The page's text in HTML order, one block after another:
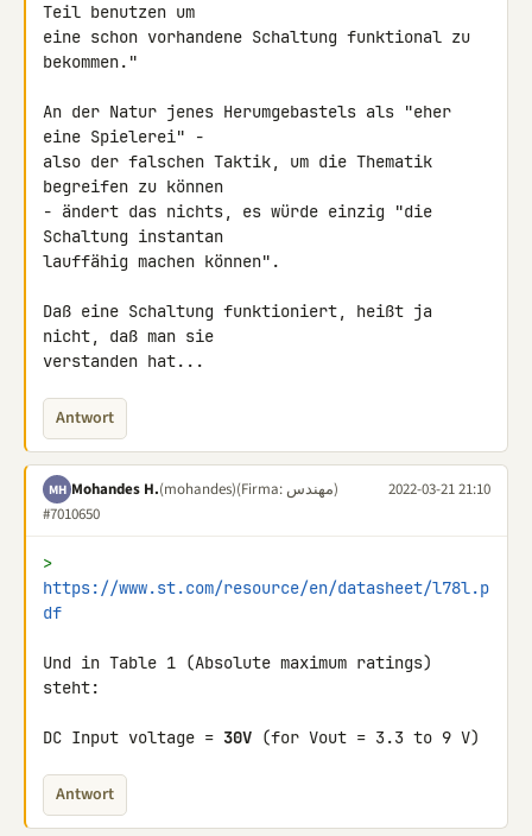
Teil benutzen um
eine schon vorhandene Schaltung funktional zu
bekommen."
An der Natur jenes Herumgebastels als "eher
eine Spielerei" -
also der falschen Taktik, um die Thematik
begreifen zu können
- ändert das nichts, es würde einzig "die
Schaltung instantan
lauffähig machen können".
Daß eine Schaltung funktioniert, heißt ja
nicht, daß man sie
verstanden hat...
Antwort
MH Mohandes H.(mohandes) (Firma: مهندس)
2022-03-21 21:10
#7010650
https://www.st.com/resource/en/datasheet/l78l.p
df
Und in Table 1 (Absolute maximum ratings)
steht:
DC Input voltage = 30V (for Vout = 3.3 to 9 V)
Antwort